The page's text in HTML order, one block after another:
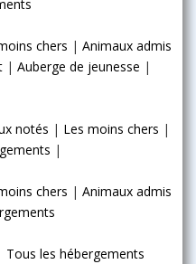
chers | Animaux admis
| Auberge de jeunesse |
notés | Les moins chers |
|
chers | Animaux admis
Tous les hébergements